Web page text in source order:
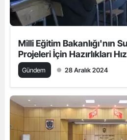
Milli Eğitim Bakanlığı'nın
Projeleri İçin Hazırlıkları
Gündem 28 Aralık 2024